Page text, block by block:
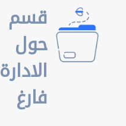
قسم
حول
الادارة
فارغ